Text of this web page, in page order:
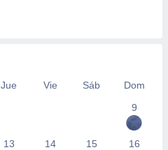
Jue Vie Sáb
Dom
9
13 14 15 16